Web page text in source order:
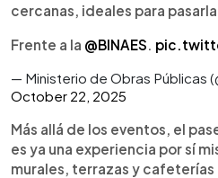
cercanas, ideales para
Frente a la @BINAES
— Ministerio de Obras Públicas
October 22, 2025
Más allá de los eventos, el
es ya una experiencia por sí
murales, terrazas y cafeterías